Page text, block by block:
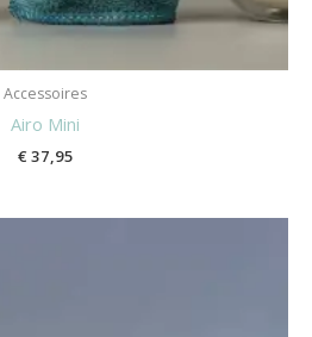
Accessoires
Airo Mini
€ 37,95